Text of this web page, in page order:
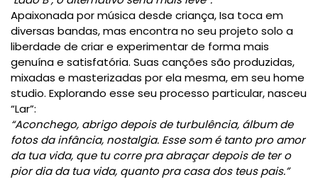
Apaixonada por música desde criança, Isa toca em
diversas bandas, mas encontra no seu projeto solo a
liberdade de criar e experimentar de forma mais
genuína e satisfatória. Suas canções são produzidas,
mixadas e masterizadas por ela mesma, em seu home
studio. Explorando esse seu processo particular, nasceu
“Lar”:
“Aconchego, abrigo depois de turbulência, álbum de
fotos da infância, nostalgia. Esse som é tanto pro amor
da tua vida, que tu corre pra abraçar depois de ter o
pior dia da tua vida, quanto pra casa dos teus pais.”